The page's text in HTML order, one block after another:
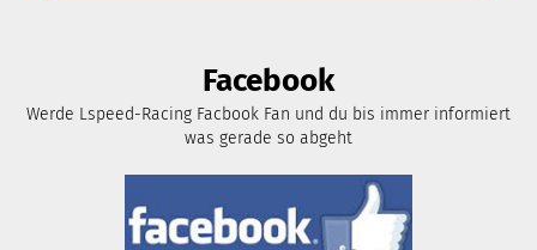
Facebook
Werde Lspeed-Racing Facbook Fan und du bis immer informiert
was gerade so abgeht